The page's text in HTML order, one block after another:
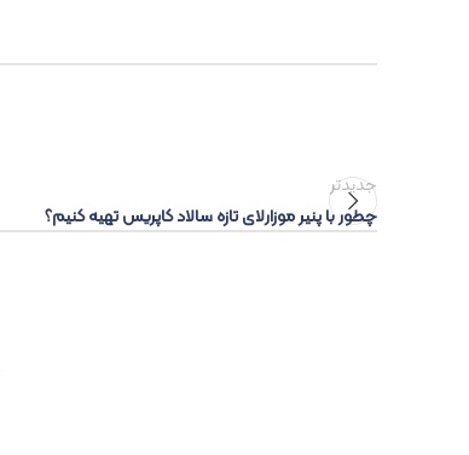
جدیدتر
چطور با پنیر موزارلای تازه سالاد کاپریس تهیه کنیم؟